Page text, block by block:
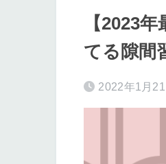
【2023
てる隙間
2022年1月21